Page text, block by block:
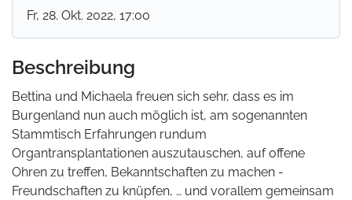
Fr, 28. Okt. 2022, 17:00
Beschreibung
Bettina und Michaela freuen sich sehr, dass es im
Burgenland nun auch möglich ist, am sogenannten
Stammtisch Erfahrungen rundum
Organtransplantationen auszutauschen, auf offene
Ohren zu treffen, Bekanntschaften zu machen -
Freundschaften zu knüpfen, … und vorallem gemeinsam